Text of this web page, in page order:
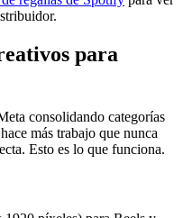
para
consolidando categorías
más trabajo que nunca
Esto es lo que funciona.